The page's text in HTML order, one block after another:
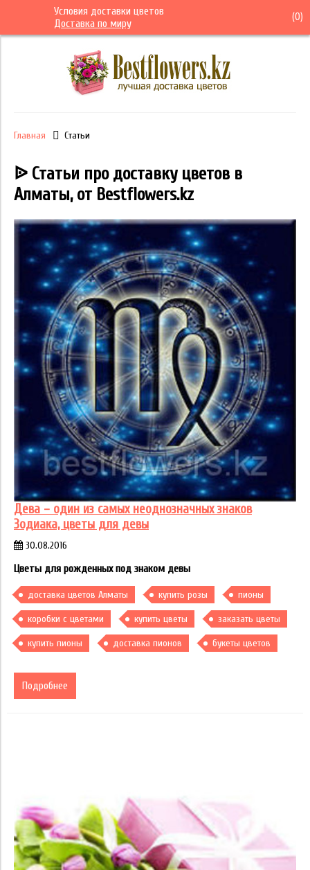
Условия доставки цветов
Доставка по миру
(0)
Главная Статьи
ᐉ Статьи про доставку цветов в
Алматы, от Bestflowers.kz
Дева – один из самых неоднозначных знаков
Зодиака, цветы для девы
30.08.2016
Цветы для рожденных под знаком девы
доставка цветов Алматы купить розы пионы
коробки с цветами купить цветы заказать цветы
купить пионы доставка пионов букеты цветов
Подробнее